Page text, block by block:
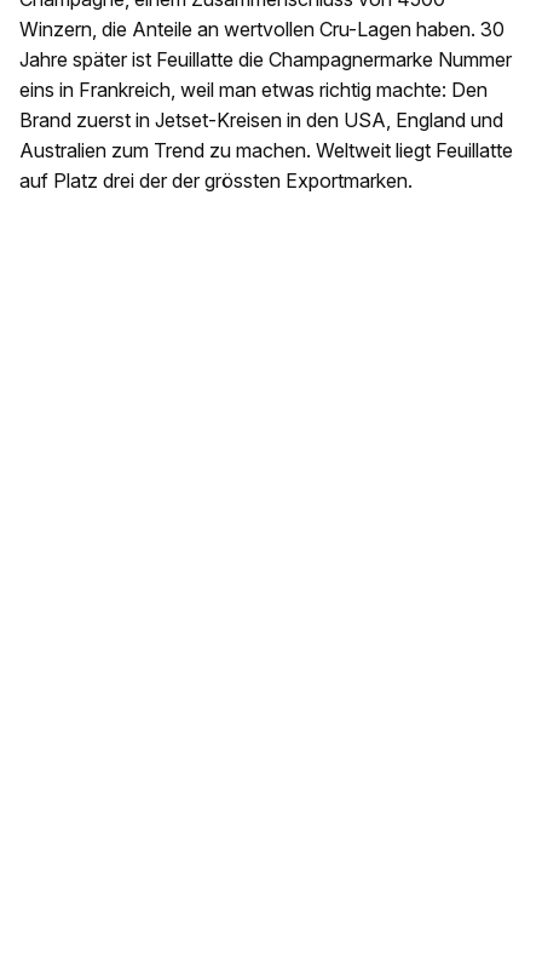
Winzern, die Anteile an wertvollen Cru-Lagen haben. 30
Jahre später ist Feuillatte die Champagnermarke Nummer
eins in Frankreich, weil man etwas richtig machte: Den
Brand zuerst in Jetset-Kreisen in den USA, England und
Australien zum Trend zu machen. Weltweit liegt Feuillatte
auf Platz drei der der grössten Exportmarken.